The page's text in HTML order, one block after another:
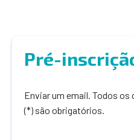
Pré-
Enviar um email. Todos
(*) são obrigatórios.